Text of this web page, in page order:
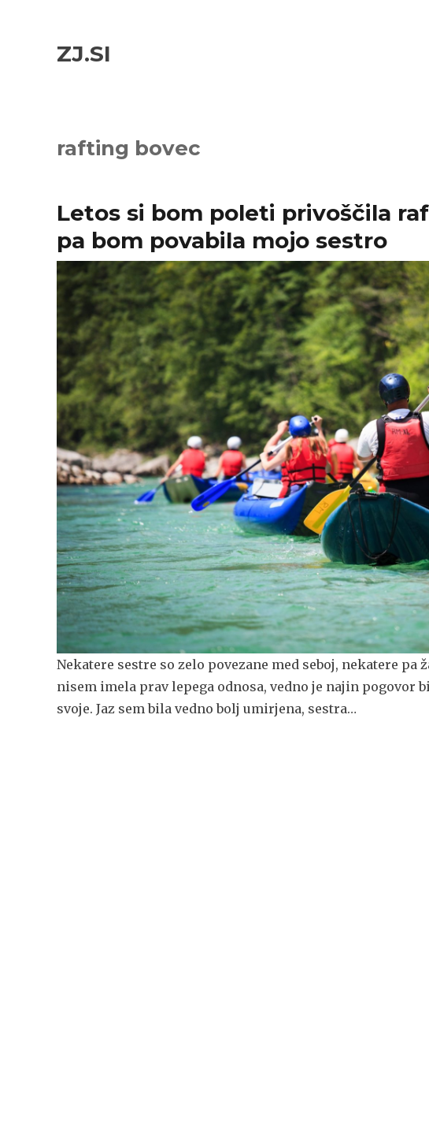
navigationZJ.SI
rafting bovec
Letos si bom poleti privoščila
pa bom povabila mojo sestro
Nekatere sestre so zelo povezane med seboj, nekatere
nisem imela prav lepega odnosa, vedno je najin pogovor
svoje. Jaz sem bila vedno bolj umirjena, sestra…